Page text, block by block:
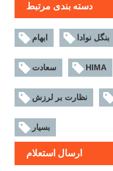
دسته بندی مرتبط
ابهام بنگل نوادا
سعادت HIMA
نظارت بر لرزش
بسیار
ارسال استعلام